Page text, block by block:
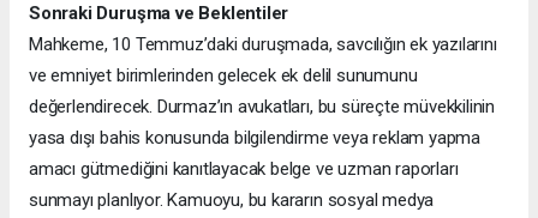
Sonraki Duruşma ve Beklentiler
Mahkeme, 10 Temmuz’daki duruşmada, savcılığın ek yazılarını
ve emniyet birimlerinden gelecek ek delil sunumunu
değerlendirecek. Durmaz’ın avukatları, bu süreçte müvekkilinin
yasa dışı bahis konusunda bilgilendirme veya reklam yapma
amacı gütmediğini kanıtlayacak belge ve uzman raporları
sunmayı planlıyor. Kamuoyu, bu kararın sosyal medya